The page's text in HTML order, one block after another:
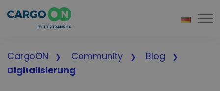
CargoON Community
Blog
Digitalisierung